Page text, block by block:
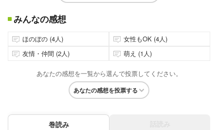
みんなの感想
ほのぼの (4人)
女性もOK (4人)
友情・仲間 (2人)
萌え (1人)
あなたの感想を一覧から選んで投票してください。
あなたの感想を投票する
巻読み